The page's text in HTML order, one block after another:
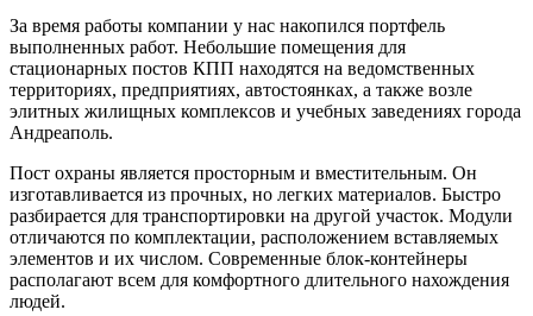
За время работы компании у нас накопился портфель
выполненных работ. Небольшие помещения для
стационарных постов КПП находятся на ведомственных
территориях, предприятиях, автостоянках, а также возле
элитных жилищных комплексов и учебных заведениях города
Андреаполь.
Пост охраны является просторным и вместительным. Он
изготавливается из прочных, но легких материалов. Быстро
разбирается для транспортировки на другой участок. Модули
отличаются по комплектации, расположением вставляемых
элементов и их числом. Современные блок-контейнеры
располагают всем для комфортного длительного нахождения
людей.